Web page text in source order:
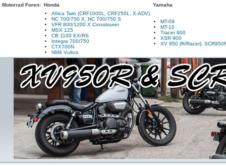
Motorrad Foren: Honda
Yamaha
Africa Twin (CRF1000L, CRF250L, X-ADV)
NC 700/750 X, NC 700/750 S
VFR 800/1200 X Crosstourer
MSX 125
CB 1100 EX/RS
Integra 700/750
CTX700N
NM4 Vultus
MT-09
MT-10
Tracer 900
XSR 900
XV 950 (R/Racer),